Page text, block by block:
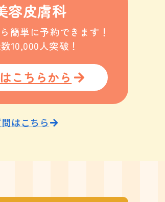
容皮膚科
簡単に予約できます！
10,000人突破！
こちらから
はこちら